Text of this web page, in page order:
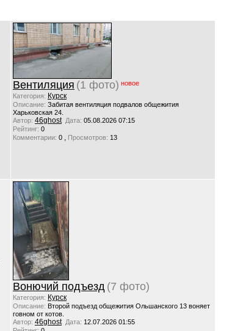
Вентиляция (1 фото) новое
Категория: Курск
Описание: Забитая вентиляция подвалов общежития
Харьковская 24.
Автор: 46ghost Дата: 05.08.2026 07:15
Рейтинг: 0
Комментарии: 0 , Просмотров: 13
Вонючий подъезд (7 фото)
Категория: Курск
Описание: Второй подъезд общежития Ольшанского 13 воняет
говном от котов.
Автор: 46ghost Дата: 12.07.2026 01:55